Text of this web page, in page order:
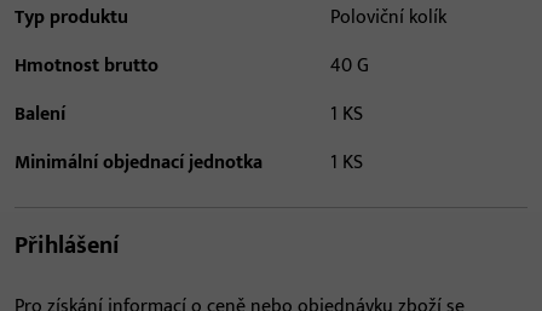
Typ produktu
Poloviční kolík
Hmotnost brutto
40 G
Balení
1 KS
Minimální objednací jednotka
1 KS
Přihlášení